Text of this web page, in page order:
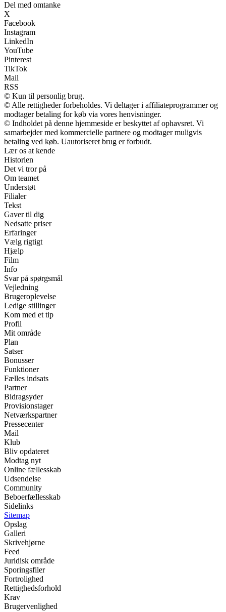
Del med omtanke
X
Facebook
Instagram
LinkedIn
YouTube
Pinterest
TikTok
Mail
RSS
© Kun til personlig brug.
© Alle rettigheder forbeholdes. Vi deltager i affiliateprogrammer og
modtager betaling for køb via vores henvisninger.
© Indholdet på denne hjemmeside er beskyttet af ophavsret. Vi
samarbejder med kommercielle partnere og modtager muligvis
betaling ved køb. Uautoriseret brug er forbudt.
Lær os at kende
Historien
Det vi tror på
Om teamet
Understøt
Filialer
Tekst
Gaver til dig
Nedsatte priser
Erfaringer
Vælg rigtigt
Hjælp
Film
Info
Svar på spørgsmål
Vejledning
Brugeroplevelse
Ledige stillinger
Kom med et tip
Profil
Mit område
Plan
Satser
Bonusser
Funktioner
Fælles indsats
Partner
Bidragsyder
Provisionstager
Netværkspartner
Pressecenter
Mail
Klub
Bliv opdateret
Modtag nyt
Online fællesskab
Udsendelse
Community
Beboerfællesskab
Sidelinks
Sitemap
Opslag
Galleri
Skrivehjørne
Feed
Juridisk område
Sporingsfiler
Fortrolighed
Rettighedsforhold
Krav
Brugervenlighed